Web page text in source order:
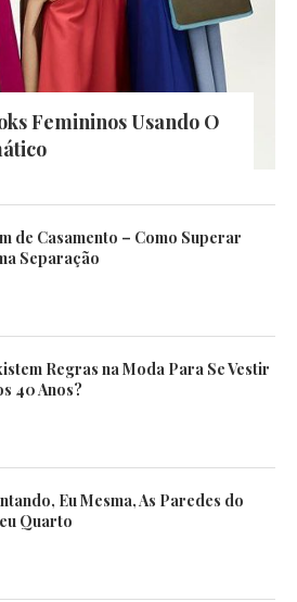
Femininos Usando O
de Casamento – Como Superar
Separação
Regras na Moda Para Se Vestir
40 Anos?
Eu Mesma, As Paredes do
Quarto